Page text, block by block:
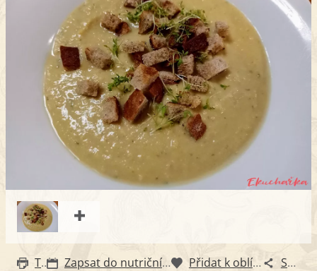
Tisk Zapsat do nutričního diáře Přidat k oblíbeným Sdílet